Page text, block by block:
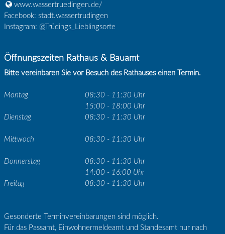
www.wassertruedingen.de/
Facebook: stadt.wassertrudingen
Instagram: @Trüdings_Lieblingsorte
Öffnungszeiten Rathaus & Bauamt
Bitte vereinbaren Sie vor Besuch des Rathauses einen Termin.
Montag
08:30 - 11:30 Uhr
15:00 - 18:00 Uhr
Dienstag
08:30 - 11:30 Uhr
Mittwoch 08:30 - 11:30 Uhr
Donnerstag
08:30 - 11:30 Uhr
14:00 - 16:00 Uhr
Freitag
08:30 - 11:30 Uhr
Gesonderte Terminvereinbarungen sind möglich.
Für das Passamt, Einwohnermeldeamt und Standesamt nur nach